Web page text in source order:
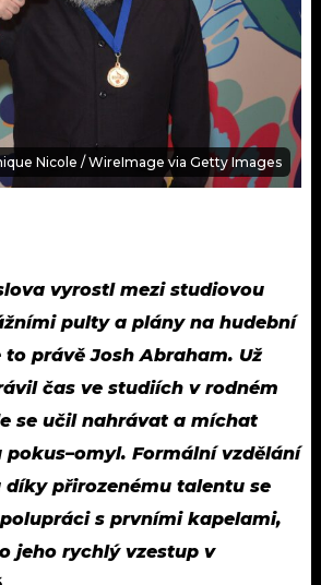
Nicole / WireImage via Getty Images
vyrostl mezi studiovou
pulty a plány na hudební
právě Josh Abraham. Už
čas ve studiích v rodném
se učil nahrávat a míchat
Formální vzdělání
přirozenému talentu se
s prvními kapelami,
jeho rychlý vzestup v